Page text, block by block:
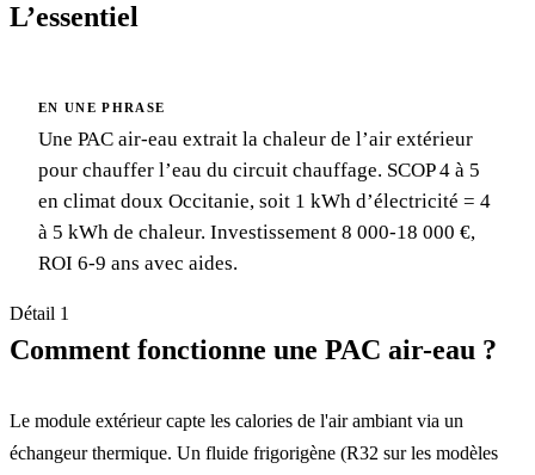
L’essentiel
EN UNE PHRASE
Une PAC air-eau extrait la chaleur de l’air extérieur
pour chauffer l’eau du circuit chauffage. SCOP 4 à 5
en climat doux Occitanie, soit 1 kWh d’électricité = 4
à 5 kWh de chaleur. Investissement 8 000-18 000 €,
ROI 6-9 ans avec aides.
Détail 1
Comment fonctionne une PAC air-eau ?
Le module extérieur capte les calories de l'air ambiant via un
échangeur thermique. Un fluide frigorigène (R32 sur les modèles